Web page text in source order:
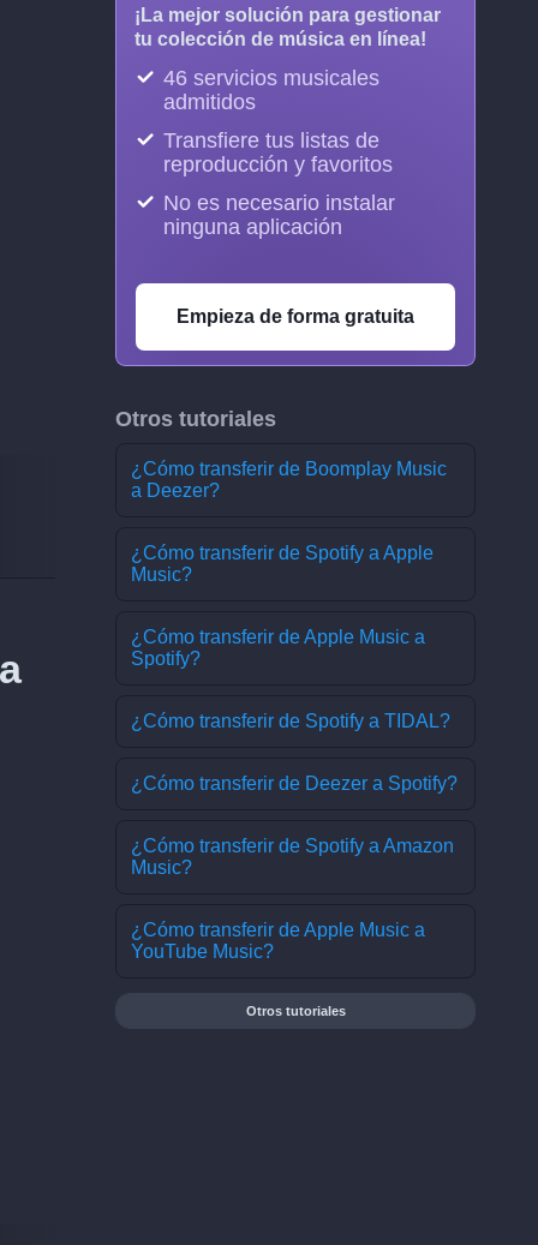
¡La mejor solución para gestionar
tu colección de música en línea!
46 servicios musicales
admitidos
Transfiere tus listas de
reproducción y favoritos
No es necesario instalar
ninguna aplicación
Empieza de forma gratuita
Otros tutoriales
¿Cómo transferir de Boomplay Music
a Deezer?
¿Cómo transferir de Spotify a Apple
Music?
¿Cómo transferir de Apple Music a
Spotify?
¿Cómo transferir de Spotify a TIDAL?
¿Cómo transferir de Deezer a Spotify?
¿Cómo transferir de Spotify a Amazon
Music?
¿Cómo transferir de Apple Music a
YouTube Music?
Otros tutoriales